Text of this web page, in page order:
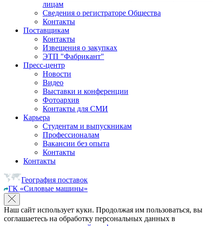
лицам
Сведения о регистраторе Общества
Контакты
Поставщикам
Контакты
Извещения о закупках
ЭТП "Фабрикант"
Пресс-центр
Новости
Видео
Выставки и конференции
Фотоархив
Контакты для СМИ
Карьера
Студентам и выпускникам
Профессионалам
Вакансии без опыта
Контакты
Контакты
География поставок
ГК «Силовые машины»
Наш сайт использует куки. Продолжая им пользоваться, вы
соглашаетесь на обработку персональных данных в